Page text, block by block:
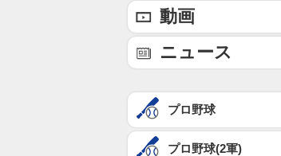
動画
ニュース
プロ野球
プロ野球(2軍)